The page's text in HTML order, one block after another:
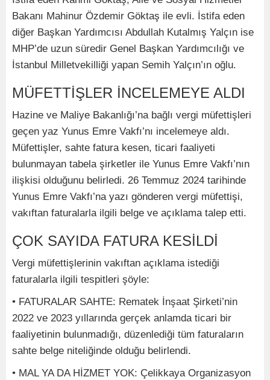
Bakanı Mahinur Özdemir Göktaş ile evli. İstifa eden
diğer Başkan Yardımcısı Abdullah Kutalmış Yalçın ise
MHP’de uzun süredir Genel Başkan Yardımcılığı ve
İstanbul Milletvekilliği yapan Semih Yalçın’ın oğlu.
MÜFETTİŞLER İNCELEMEYE ALDI
Hazine ve Maliye Bakanlığı’na bağlı vergi müfettişleri
geçen yaz Yunus Emre Vakfı’nı incelemeye aldı.
Müfettişler, sahte fatura kesen, ticari faaliyeti
bulunmayan tabela şirketler ile Yunus Emre Vakfı’nın
ilişkisi olduğunu belirledi. 26 Temmuz 2024 tarihinde
Yunus Emre Vakfı’na yazı gönderen vergi müfettişi,
vakıftan faturalarla ilgili belge ve açıklama talep etti.
ÇOK SAYIDA FATURA KESİLDİ
Vergi müfettişlerinin vakıftan açıklama istediği
faturalarla ilgili tespitleri şöyle:
• FATURALAR SAHTE: Rematek İnşaat Şirketi’nin
2022 ve 2023 yıllarında gerçek anlamda ticari bir
faaliyetinin bulunmadığı, düzenlediği tüm faturaların
sahte belge niteliğinde olduğu belirlendi.
• MAL YA DA HİZMET YOK: Çelikkaya Organizasyon